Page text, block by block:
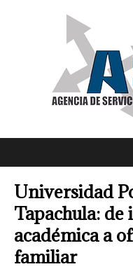
Universidad
Tapachula:
académica a
familiar